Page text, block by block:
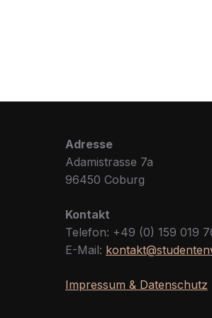
Adresse
Adamistrasse 7a
96450 Coburg
Kontakt
Telefon: +49 (0) 159 019
E-Mail:
Impressum & Datenschutz